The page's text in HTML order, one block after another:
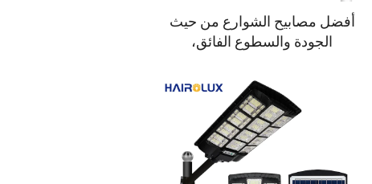
أفضل مصابيح الشوارع من حيث
الجودة والسطوع الفائق،
بقدرات 100 واط و150 واط